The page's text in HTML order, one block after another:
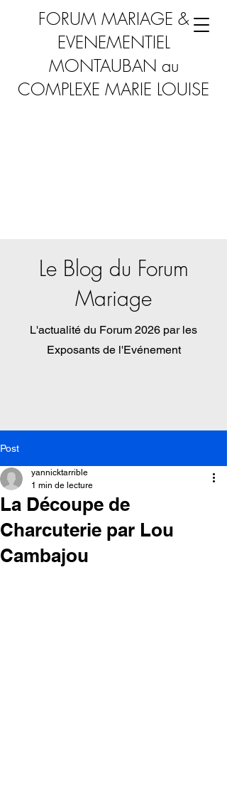
FORUM MARIAGE &
EVENEMENTIEL
MONTAUBAN au
COMPLEXE MARIE LOUISE
Le Blog du Forum
Mariage
L'actualité du Forum 2026 par les
Exposants de l'Evénement
Post
La Découpe de
Charcuterie par Lou
Cambajou
yannicktarrible
1 min de lecture